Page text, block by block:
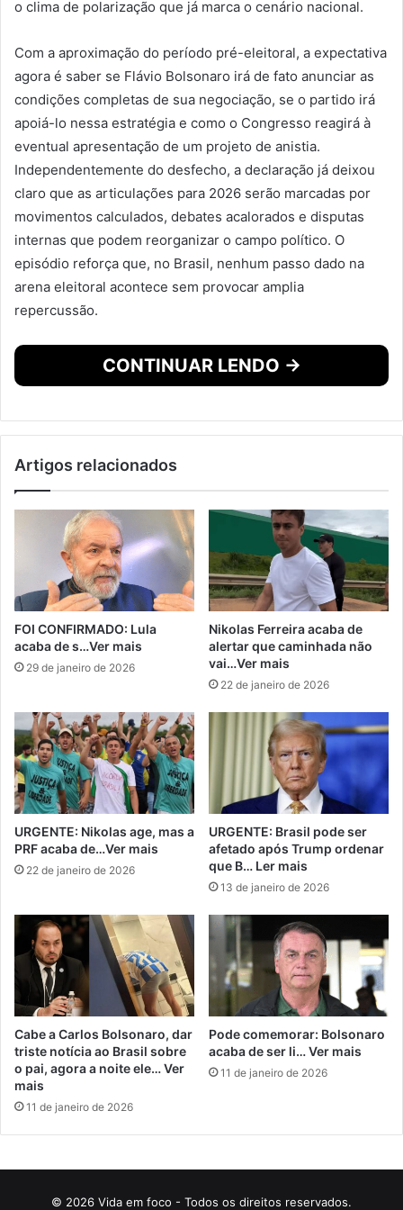
o clima de polarização que já marca o cenário nacional.
Com a aproximação do período pré-eleitoral, a expectativa
agora é saber se Flávio Bolsonaro irá de fato anunciar as
condições completas de sua negociação, se o partido irá
apoiá-lo nessa estratégia e como o Congresso reagirá à
eventual apresentação de um projeto de anistia.
Independentemente do desfecho, a declaração já deixou
claro que as articulações para 2026 serão marcadas por
movimentos calculados, debates acalorados e disputas
internas que podem reorganizar o campo político. O
episódio reforça que, no Brasil, nenhum passo dado na
arena eleitoral acontece sem provocar amplia
repercussão.
CONTINUAR LENDO →
Artigos relacionados
FOI CONFIRMADO: Lula
acaba de s…Ver mais
29 de janeiro de 2026
Nikolas Ferreira acaba de
alertar que caminhada não
vai…Ver mais
22 de janeiro de 2026
URGENTE: Nikolas age, mas a
PRF acaba de…Ver mais
22 de janeiro de 2026
URGENTE: Brasil pode ser
afetado após Trump ordenar
que B… Ler mais
13 de janeiro de 2026
Cabe a Carlos Bolsonaro, dar
triste notícia ao Brasil sobre
o pai, agora a noite ele… Ver
mais
11 de janeiro de 2026
Pode comemorar: Bolsonaro
acaba de ser li… Ver mais
11 de janeiro de 2026
© 2026 Vida em foco - Todos os direitos reservados.